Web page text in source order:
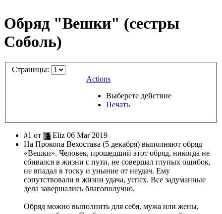
Обряд "Вешки" (сестры
Соболь)
Страницы:
Actions
Выберете действие
Печать
#1 от
Eliz 06 Mar 2019
На Прокопа Вехостава (5 декабря) выполняют обряд
«Вешки». Человек, прошедший этот обряд, никогда не
сбивался в жизни с пути, не совершал глупых ошибок,
не впадал в тоску и уныние от неудач. Ему
сопутствовали в жизни удача, успех. Все задуманные
дела завершались благополучно.
Обряд можно выполнить для себя, мужа или жены,